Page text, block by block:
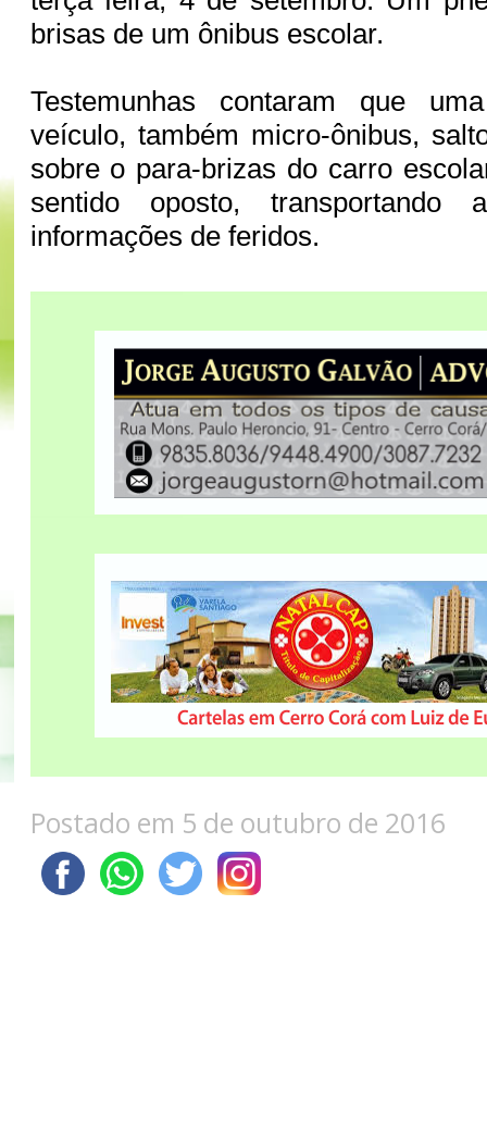
brisas de um ônibus escolar.
Testemunhas contaram que
veículo, também micro-ônibus,
sobre o para-brizas do carro
sentido oposto, transportando
informações de feridos.
Postado em 5 de outubro de 2016